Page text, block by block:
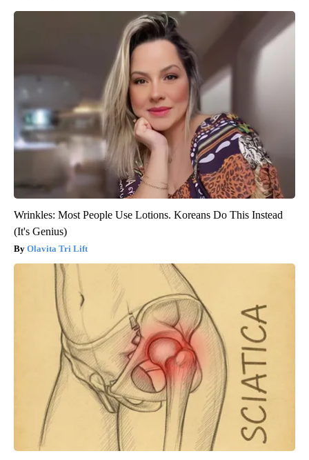
Wrinkles: Most People Use Lotions. Koreans Do This Instead
(It's Genius)
Olavita Tri Lift